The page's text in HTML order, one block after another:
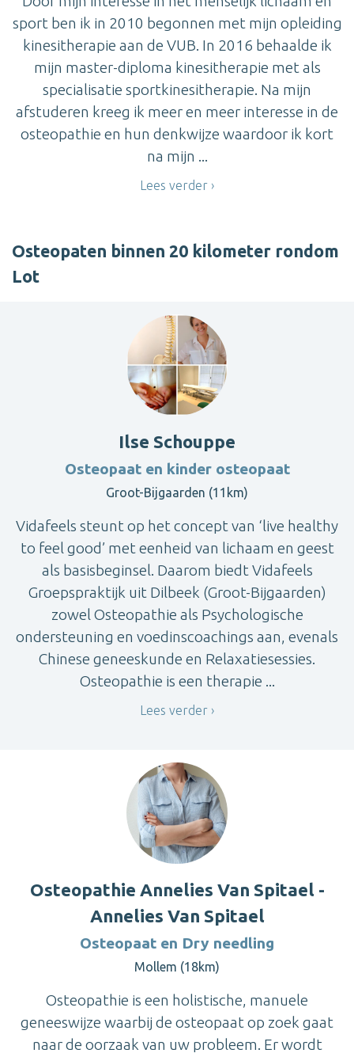
sport ben ik in 2010 begonnen met mijn opleiding
kinesitherapie aan de VUB. In 2016 behaalde ik
mijn master-diploma kinesitherapie met als
specialisatie sportkinesitherapie. Na mijn
afstuderen kreeg ik meer en meer interesse in de
osteopathie en hun denkwijze waardoor ik kort
na mijn ...
Lees verder
Osteopaten binnen 20 kilometer rondom
Lot
Ilse Schouppe
Osteopaat en kinder osteopaat
Groot-Bijgaarden (11km)
Vidafeels steunt op het concept van ‘live healthy
to feel good’ met eenheid van lichaam en geest
als basisbeginsel. Daarom biedt Vidafeels
Groepspraktijk uit Dilbeek (Groot-Bijgaarden)
zowel Osteopathie als Psychologische
ondersteuning en voedinscoachings aan, evenals
Chinese geneeskunde en Relaxatiesessies.
Osteopathie is een therapie ...
Lees verder
Osteopathie Annelies Van Spitael -
Annelies Van Spitael
Osteopaat en Dry needling
Mollem (18km)
Osteopathie is een holistische, manuele
geneeswijze waarbij de osteopaat op zoek gaat
naar de oorzaak van uw probleem. Er wordt